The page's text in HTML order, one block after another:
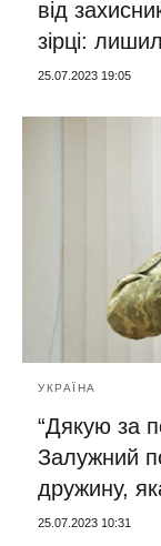
від
зірці:
25.07.2023 19:05
УКРАЇНА
“Дякую за
Залужний
дружину,
25.07.2023 10:31